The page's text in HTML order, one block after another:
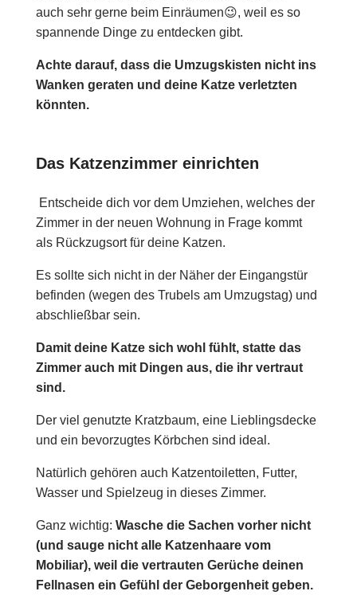
auch sehr gerne beim Einräumen😉, weil es so
spannende Dinge zu entdecken gibt.
Achte darauf, dass die Umzugskisten nicht ins
Wanken geraten und deine Katze verletzten
könnten.
Das Katzenzimmer einrichten
Entscheide dich vor dem Umziehen, welches der
Zimmer in der neuen Wohnung in Frage kommt
als Rückzugsort für deine Katzen.
Es sollte sich nicht in der Näher der Eingangstür
befinden (wegen des Trubels am Umzugstag) und
abschließbar sein.
Damit deine Katze sich wohl fühlt, statte das
Zimmer auch mit Dingen aus, die ihr vertraut
sind.
Der viel genutzte Kratzbaum, eine Lieblingsdecke
und ein bevorzugtes Körbchen sind ideal.
Natürlich gehören auch Katzentoiletten, Futter,
Wasser und Spielzeug in dieses Zimmer.
Ganz wichtig: Wasche die Sachen vorher nicht
(und sauge nicht alle Katzenhaare vom
Mobiliar), weil die vertrauten Gerüche deinen
Fellnasen ein Gefühl der Geborgenheit geben.